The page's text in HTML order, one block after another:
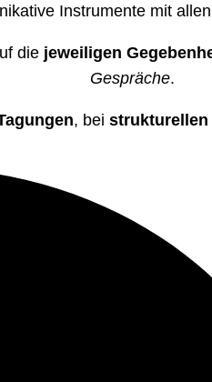
Instrumente mit
die jeweiligen
Gespräche.
, bei strukturellen